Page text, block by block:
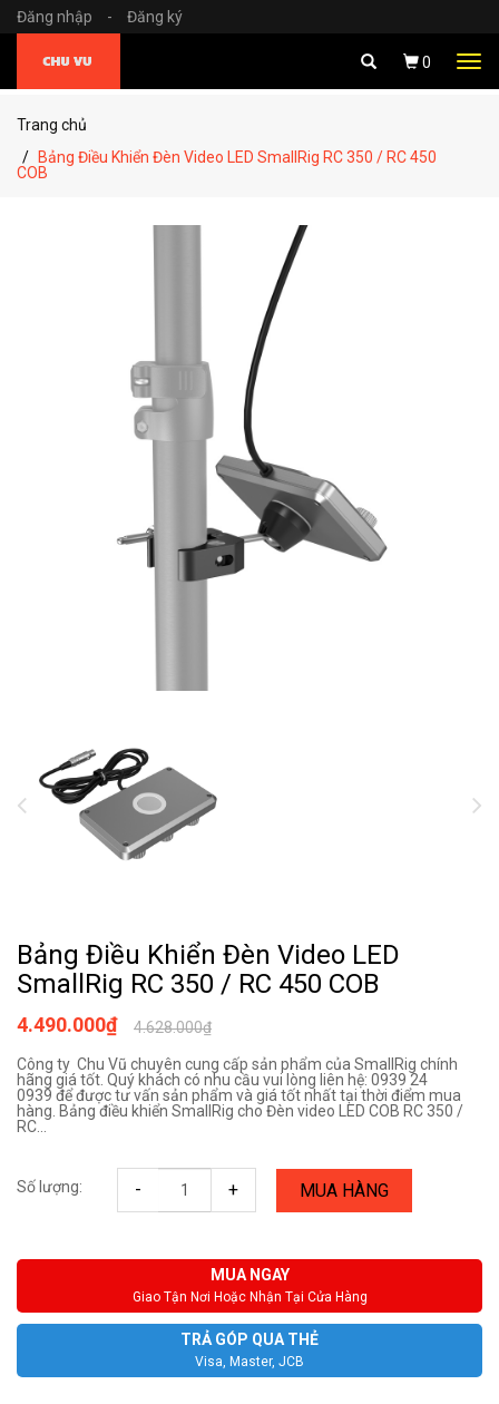
Đăng nhập - Đăng ký
0
Trang chủ
Bảng Điều Khiển Đèn Video LED SmallRig RC 350 / RC 450
COB
Bảng Điều Khiển Đèn Video LED
SmallRig RC 350 / RC 450 COB
4.628.000₫
4.490.000₫
Công ty Chu Vũ chuyên cung cấp sản phẩm của SmallRig chính
hãng giá tốt. Quý khách có nhu cầu vui lòng liên hệ: 0939 24
0939 để được tư vấn sản phẩm và giá tốt nhất tại thời điểm mua
hàng. Bảng điều khiển SmallRig cho Đèn video LED COB RC 350 /
RC...
Số lượng: - + MUA HÀNG
MUA NGAY
Giao Tận Nơi Hoặc Nhận Tại Cửa Hàng
TRẢ GÓP QUA THẺ
Visa, Master, JCB